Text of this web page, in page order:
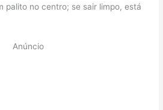
palito no centro; se sair limpo, está
Anúncio